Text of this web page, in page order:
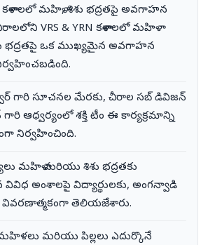
కళాశాలలో మహిళా, శిశు భద్రతపై అవగాహన
VRS & YRN కళాశాలలో మహిళా
భద్రతపై ఒక ముఖ్యమైన అవగాహన
గారి సూచనల మేరకు, చీరాల సబ్ డివిజన్
ఆధ్వర్యంలో శక్తి టీం ఈ కార్యక్రమాన్ని
నిర్వహించింది.
మహిళా మరియు శిశు భద్రతకు
వివిధ అంశాలపై విద్యార్థులకు, అంగన్వాడి
వివరణాత్మకంగా తెలియజేశారు.
మరియు పిల్లలు ఎదుర్కొనే